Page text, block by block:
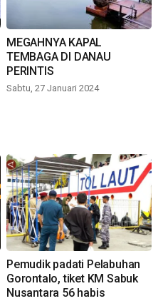
MEGAHNYA KAPAL
TEMBAGA DI DANAU
PERINTIS
Sabtu, 27 Januari 2024
Pemudik padati Pelabuhan
Gorontalo, tiket KM Sabuk
Nusantara 56 habis